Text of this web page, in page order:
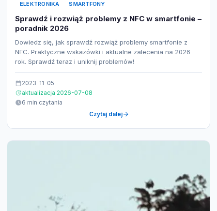
ELEKTRONIKA SMARTFONY
Sprawdź i rozwiąż problemy z NFC w smartfonie –
poradnik 2026
Dowiedz się, jak sprawdź rozwiąż problemy smartfonie z
NFC. Praktyczne wskazówki i aktualne zalecenia na 2026
rok. Sprawdź teraz i uniknij problemów!
2023-11-05
aktualizacja 2026-07-08
6 min czytania
Czytaj dalej